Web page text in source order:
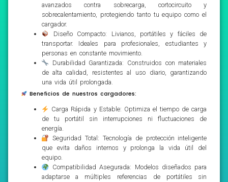
avanzados contra sobrecarga, cortocircuito y
sobrecalentamiento, protegiendo tanto tu equipo como el
cargador.
Diseño Compacto: Livianos, portátiles y fáciles de
transportar. Ideales para profesionales, estudiantes y
personas en constante movimiento.
Durabilidad Garantizada: Construidos con materiales
de alta calidad, resistentes al uso diario, garantizando
una vida útil prolongada.
Beneficios de nuestros cargadores:
Carga Rápida y Estable: Optimiza el tiempo de carga
de tu portátil sin interrupciones ni fluctuaciones de
energía.
Seguridad Total: Tecnología de protección inteligente
que evita daños internos y prolonga la vida útil del
equipo.
Compatibilidad Asegurada: Modelos diseñados para
adaptarse a múltiples referencias de portátiles sin